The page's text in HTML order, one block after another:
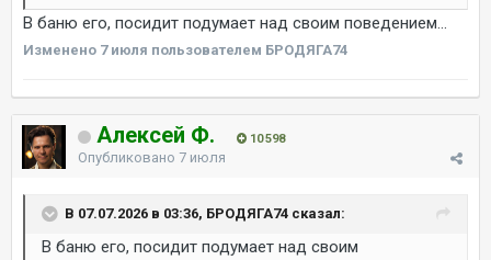
В баню его, посидит подумает над своим поведением...
Изменено 7 июля пользователем БРОДЯГА74
Алексей Ф. 10 598
Опубликовано 7 июля
В 07.07.2026 в 03:36, БРОДЯГА74 сказал:
В баню его, посидит подумает над своим